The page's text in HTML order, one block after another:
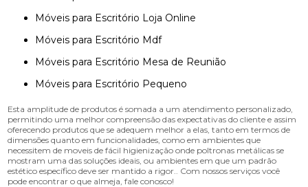
Móveis para Escritório Loja Online
Móveis para Escritório Mdf
Móveis para Escritório Mesa de Reunião
Móveis para Escritório Pequeno
Esta amplitude de produtos é somada a um atendimento personalizado,
permitindo uma melhor compreensão das expectativas do cliente e assim
oferecendo produtos que se adequem melhor a elas, tanto em termos de
dimensões quanto em funcionalidades, como em ambientes que
necessitem de moveis de fácil higienização onde poltronas metálicas se
mostram uma das soluções ideais, ou ambientes em que um padrão
estético específico deve ser mantido a rigor.. Com nossos serviços você
pode encontrar o que almeja, fale conosco!